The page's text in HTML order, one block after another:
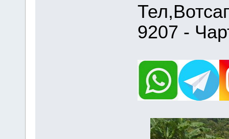
9207 -